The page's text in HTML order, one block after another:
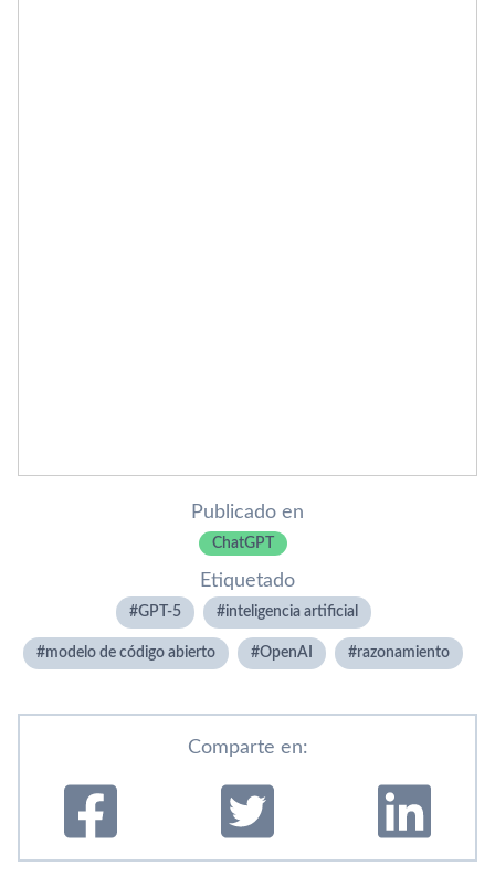
Publicado en
ChatGPT
Etiquetado
GPT-5 inteligencia artificial
modelo de código abierto OpenAI razonamiento
Comparte en: